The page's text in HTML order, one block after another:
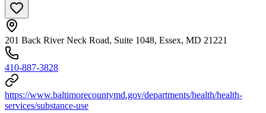
201 Back River Neck Road, Suite 1048, Essex, MD 21221
410-887-3828
https://www.baltimorecountymd.gov/departments/health/health-
services/substance-use